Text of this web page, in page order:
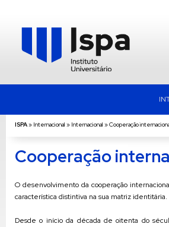
ISPA» Internacional » Internacional »Cooperação
Cooperação
O desenvolvimento da cooperação
característica distintiva na sua matriz identitária.
Desde o início da década de oitenta do